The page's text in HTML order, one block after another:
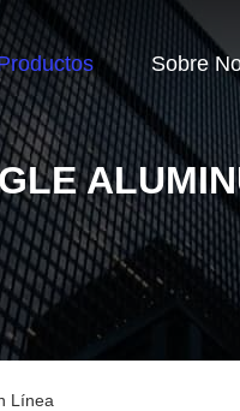
Sobre
Línea